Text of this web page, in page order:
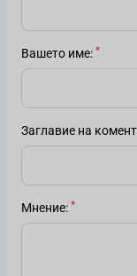
Вашето име
Заглавие на
Мнение